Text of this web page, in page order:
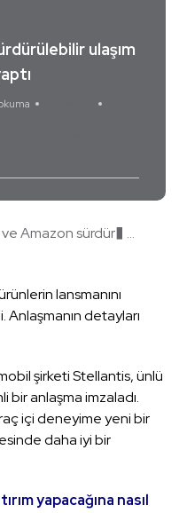
ulaşım
Amazon sürdür� ...
lansmanını
Anlaşmanın detayları
şirketi Stellantis, ünlü
anlaşma imzaladı.
içi deneyime yeni bir
daha iyi bir
yapacağına nasıl